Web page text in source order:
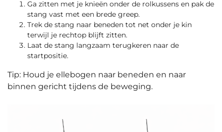
Ga zitten met je knieën onder de rolkussens en pak de
stang vast met een brede greep.
Trek de stang naar beneden tot net onder je kin
terwijl je rechtop blijft zitten.
Laat de stang langzaam terugkeren naar de
startpositie.
Tip: Houd je ellebogen naar beneden en naar
binnen gericht tijdens de beweging.